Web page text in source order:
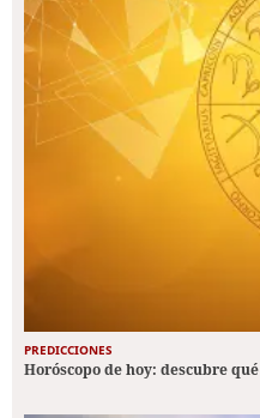
PREDICCIONES
Horóscopo de hoy: descubre